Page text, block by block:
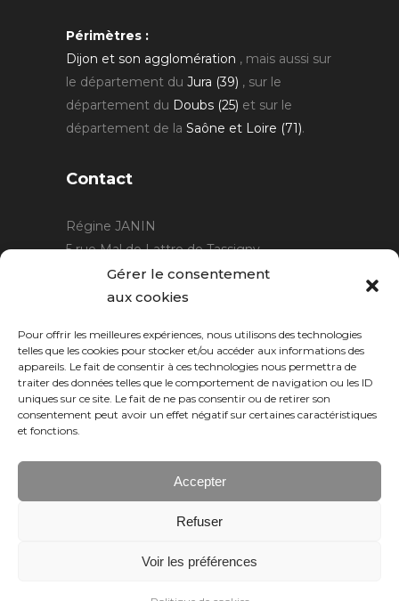
Gérer le consentement
aux cookies
Pour offrir les meilleures expériences, nous utilisons des technologies
telles que les cookies pour stocker et/ou accéder aux informations des
appareils. Le fait de consentir à ces technologies nous permettra de
traiter des données telles que le comportement de navigation ou les ID
uniques sur ce site. Le fait de ne pas consentir ou de retirer son
consentement peut avoir un effet négatif sur certaines caractéristiques
et fonctions.
Accepter
Refuser
Voir les préférences
Périmètres :
Dijon et son agglomération , mais aussi sur
le département du Jura (39) , sur le
département du Doubs (25) et sur le
département de la Saône et Loire (71).
Contact
Régine JANIN
5 rue Mal de Lattre de Tassigny
21220 Gevrey Chambertin
06 15 15 80 29
Horaires :sur rendez-vous.